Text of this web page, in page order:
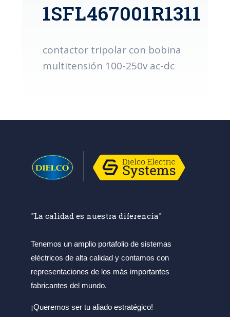
1SFL467001R1311
contactor tripolar con bobina
multitensión 100-250v ac-dc
"La calidad es nuestra diferencia"
Tenemos un amplio portafolio de sistemas
eléctricos de alta calidad y contamos con
representaciones de los más importantes
fabricantes del mundo.
¡Queremos ser tu aliado estratégico!